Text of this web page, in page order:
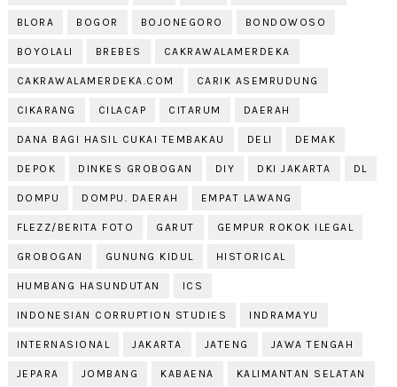
BLORA BOGOR BOJONEGORO BONDOWOSO
BOYOLALI BREBES CAKRAWALAMERDEKA
CAKRAWALAMERDEKA.COM CARIK ASEMRUDUNG
CIKARANG CILACAP CITARUM DAERAH
DANA BAGI HASIL CUKAI TEMBAKAU DELI DEMAK
DEPOK DINKES GROBOGAN DIY DKI JAKARTA DL
DOMPU DOMPU. DAERAH EMPAT LAWANG
FLEZZ/BERITA FOTO GARUT GEMPUR ROKOK ILEGAL
GROBOGAN GUNUNG KIDUL HISTORICAL
HUMBANG HASUNDUTAN ICS
INDONESIAN CORRUPTION STUDIES INDRAMAYU
INTERNASIONAL JAKARTA JATENG JAWA TENGAH
JEPARA JOMBANG KABAENA KALIMANTAN SELATAN